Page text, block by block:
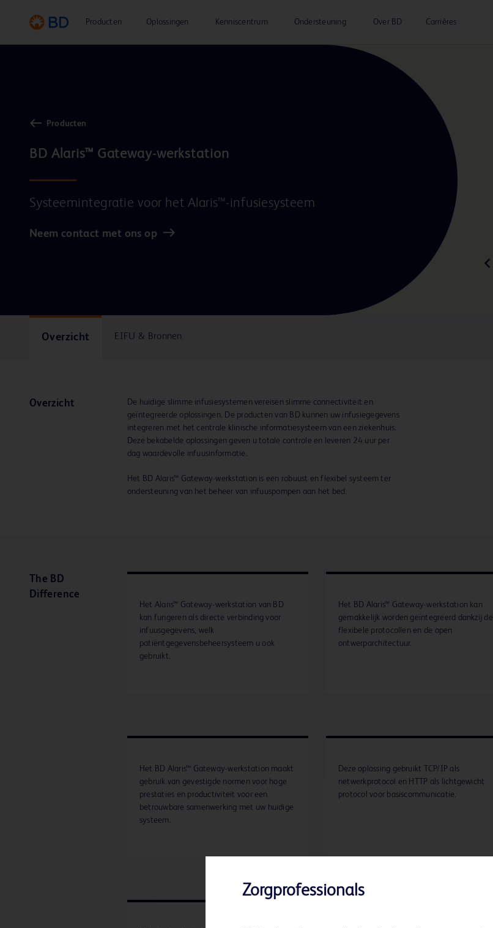
Producten Oplossingen Kenniscentrum Ondersteuning Over BD Carrières
Producten
Systeemintegratie voor het Alaris™-infusiesysteem
Neem contact met ons op
Overzicht EIFU & Bronnen
Overzicht
De huidige slimme infusiesystemen vereisen slimme connectiviteit en
geïntegreerde oplossingen. De producten van BD kunnen uw infusiegegevens
integreren met het centrale klinische informatiesysteem van een ziekenhuis.
Deze bekabelde oplossingen geven u totale controle en leveren 24 uur per
dag waardevolle infuusinformatie.
Het BD Alaris™ Gateway-werkstation is een robuust en flexibel systeem ter
ondersteuning van het beheer van infuuspompen aan het bed.
The BD
Difference
Het Alaris™ Gateway-werkstation van BD
kan fungeren als directe verbinding voor
infuusgegevens, welk
patiëntgegevensbeheersysteem u ook
gebruikt.
Het BD Alaris™ Gateway-werkstation kan
gemakkelijk worden geïntegreerd dankzij de
flexibele protocollen en de open
ontwerparchitectuur.
Het BD Alaris™ Gateway-werkstation maakt
gebruik van gevestigde normen voor hoge
prestaties en productiviteit voor een
betrouwbare samenwerking met uw huidige
systeem.
Deze oplossing gebruikt TCP/IP als
netwerkprotocol en HTTP als lichtgewicht
protocol voor basiscommunicatie.
Zorgprofessionals